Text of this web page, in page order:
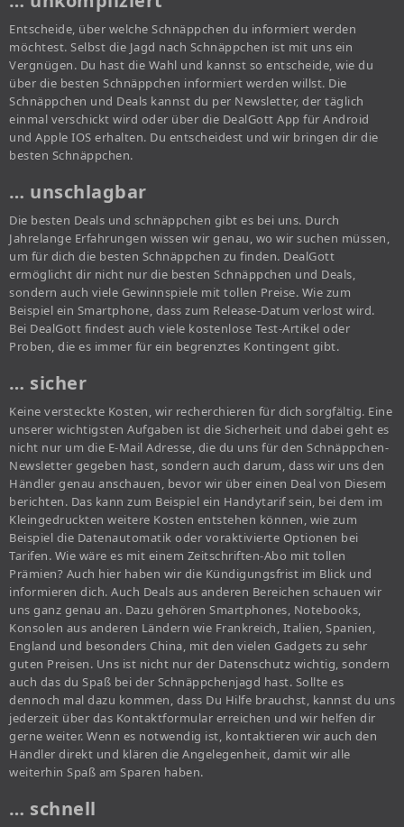
Entscheide, über welche Schnäppchen du informiert werden
möchtest. Selbst die Jagd nach Schnäppchen ist mit uns ein
Vergnügen. Du hast die Wahl und kannst so entscheide, wie du
über die besten Schnäppchen informiert werden willst. Die
Schnäppchen und Deals kannst du per Newsletter, der täglich
einmal verschickt wird oder über die DealGott App für Android
und Apple IOS erhalten. Du entscheidest und wir bringen dir die
besten Schnäppchen.
… unschlagbar
Die besten Deals und schnäppchen gibt es bei uns. Durch
Jahrelange Erfahrungen wissen wir genau, wo wir suchen müssen,
um für dich die besten Schnäppchen zu finden. DealGott
ermöglicht dir nicht nur die besten Schnäppchen und Deals,
sondern auch viele Gewinnspiele mit tollen Preise. Wie zum
Beispiel ein Smartphone, dass zum Release-Datum verlost wird.
Bei DealGott findest auch viele kostenlose Test-Artikel oder
Proben, die es immer für ein begrenztes Kontingent gibt.
… sicher
Keine versteckte Kosten, wir recherchieren für dich sorgfältig. Eine
unserer wichtigsten Aufgaben ist die Sicherheit und dabei geht es
nicht nur um die E-Mail Adresse, die du uns für den Schnäppchen-
Newsletter gegeben hast, sondern auch darum, dass wir uns den
Händler genau anschauen, bevor wir über einen Deal von Diesem
berichten. Das kann zum Beispiel ein Handytarif sein, bei dem im
Kleingedruckten weitere Kosten entstehen können, wie zum
Beispiel die Datenautomatik oder voraktivierte Optionen bei
Tarifen. Wie wäre es mit einem Zeitschriften-Abo mit tollen
Prämien? Auch hier haben wir die Kündigungsfrist im Blick und
informieren dich. Auch Deals aus anderen Bereichen schauen wir
uns ganz genau an. Dazu gehören Smartphones, Notebooks,
Konsolen aus anderen Ländern wie Frankreich, Italien, Spanien,
England und besonders China, mit den vielen Gadgets zu sehr
guten Preisen. Uns ist nicht nur der Datenschutz wichtig, sondern
auch das du Spaß bei der Schnäppchenjagd hast. Sollte es
dennoch mal dazu kommen, dass Du Hilfe brauchst, kannst du uns
jederzeit über das Kontaktformular erreichen und wir helfen dir
gerne weiter. Wenn es notwendig ist, kontaktieren wir auch den
Händler direkt und klären die Angelegenheit, damit wir alle
weiterhin Spaß am Sparen haben.
… schnell